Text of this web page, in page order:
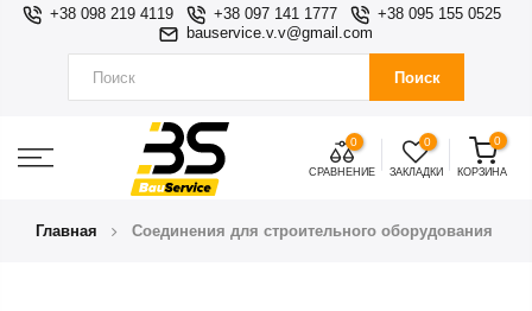
+38 098 219 4119 +38 097 141 1777
+38 095 155 0525
bauservice.v.v@gmail.com
Поиск
0
СРАВНЕНИЕ
0
ЗАКЛАДКИ
0
КОРЗИНА
Главная Соединения для строительного оборудования